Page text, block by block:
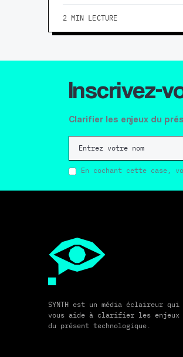
2 MIN LECTURE
Inscrivez-
Clarifier les enjeux du
En cochant cette case,
SYNTH est un média éclaireur qui
vous aide à clarifier les enjeux
du présent technologique.